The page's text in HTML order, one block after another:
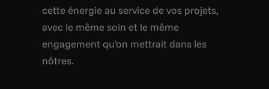
cette énergie au service de vos projets,
avec le même soin et le même
engagement qu'on mettrait dans les
nôtres.